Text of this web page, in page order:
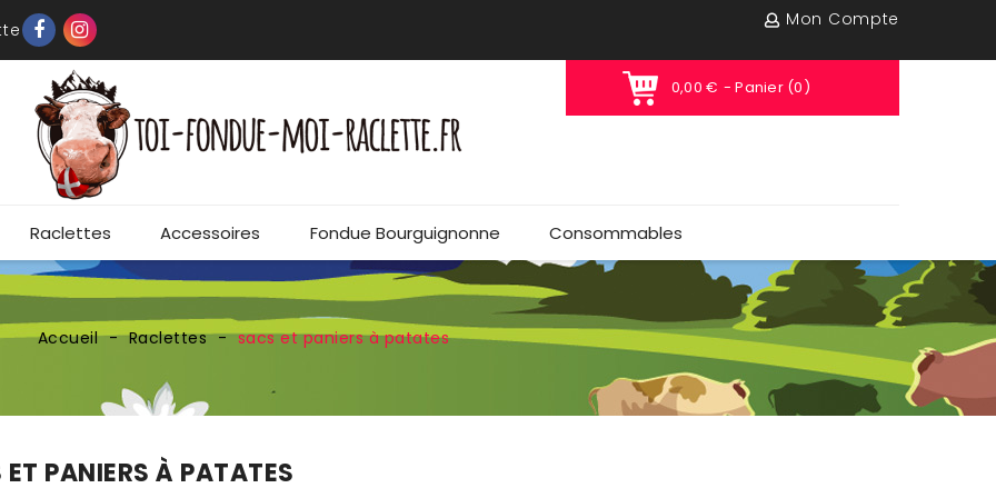
Mon Compte
0,00 € - Panier (0)
Raclettes Accessoires Fondue Bourguignonne Consommables
Accueil Raclettes sacs et paniers à patates
PANIERS À PATATES